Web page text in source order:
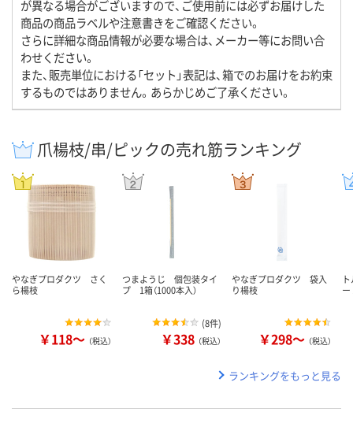
が異なる場合がございますので、ご使用前には必ずお届けした
商品の商品ラベルや注意書きをご確認ください。
さらに詳細な商品情報が必要な場合は、メーカー等にお問い合
わせください。
また、販売単位における「セット」表記は、箱でのお届けをお約束
するものではありません。あらかじめご了承ください。
爪楊枝/串/ピックの売れ筋ランキング
やなぎプロダクツ さく
ら楊枝
￥118～ （税込）
つまようじ 個包装タイ
プ 1箱（1000本入）
(8件)
￥338 （税込）
やなぎプロダクツ 袋入
り楊枝
￥298～ （税込）
ランキングをもっと見る